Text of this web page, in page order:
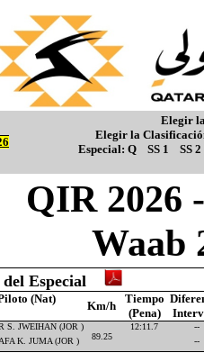
Elegir
Elegir la
Especial: Q SS 1 SS 2
QIR 2026
Waab
Especial
(Nat)
Km/h
Tiempo
(Pena)
S. JWEIHAN (JOR )
89.25
12:11.7
--
K. JUMA (JOR ) --